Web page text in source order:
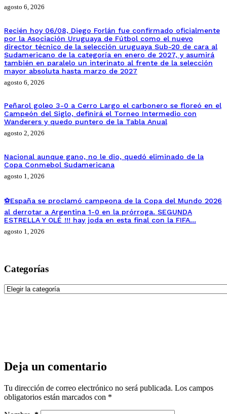
agosto 6, 2026
Recién hoy 06/08, Diego Forlán fue confirmado oficialmente
por la Asociación Uruguaya de Fútbol como el nuevo
director técnico de la selección uruguaya Sub-20 de cara al
Sudamericano de la categoría en enero de 2027, y asumirá
también en paralelo un interinato al frente de la selección
mayor absoluta hasta marzo de 2027
agosto 6, 2026
Peñarol goleo 3-0 a Cerro Largo el carbonero se floreó en el
Campeón del Siglo, definirá el Torneo Intermedio con
Wanderers y quedo puntero de la Tabla Anual
agosto 2, 2026
Nacional aunque gano, no le dio, quedó eliminado de la
Copa Conmebol Sudamericana
agosto 1, 2026
⚽España se proclamó campeona de la Copa del Mundo 2026
al derrotar a Argentina 1-0 en la prórroga. SEGUNDA
ESTRELLA Y OLÉ !!! hay joda en esta final con la FIFA…
agosto 1, 2026
Categorías
Categorías
Deja un comentario
Tu dirección de correo electrónico no será publicada. Los campos
obligatorios están marcados con *